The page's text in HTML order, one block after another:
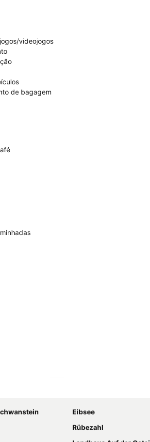
videojogos
de bagagem
Eibsee
Rübezahl